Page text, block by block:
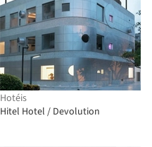
Hotéis
Hitel Hotel / Devolution